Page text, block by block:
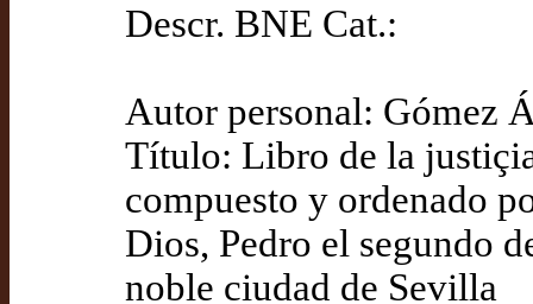
Descr. BNE Cat.:
Autor personal: Gómez
Título: Libro de la
compuesto y ordenado
Dios, Pedro el segundo
noble ciudad de Sevilla